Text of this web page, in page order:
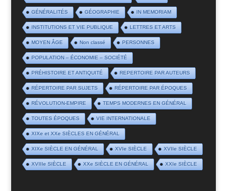
GÉNÉRALITÉS GÉOGRAPHIE IN MEMORIAM
INSTITUTIONS ET VIE PUBLIQUE LETTRES ET ARTS
MOYEN ÂGE Non classé PERSONNES
POPULATION – ÉCONOMIE – SOCIÉTÉ
PRÉHISTOIRE ET ANTIQUITÉ REPERTOIRE PAR AUTEURS
RÉPERTOIRE PAR SUJETS RÉPERTOIRE PAR ÉPOQUES
RÉVOLUTION-EMPIRE TEMPS MODERNES EN GÉNÉRAL
TOUTES ÉPOQUES VIE INTERNATIONALE
XIXe et XXe SIÈCLES EN GÉNÉRAL
XIXe SIÈCLE EN GÉNÉRAL XVIe SIÈCLE XVIIe SIÈCLE
XVIIIe SIÈCLE XXe SIÈCLE EN GÉNÉRAL XXIe SIÈCLE